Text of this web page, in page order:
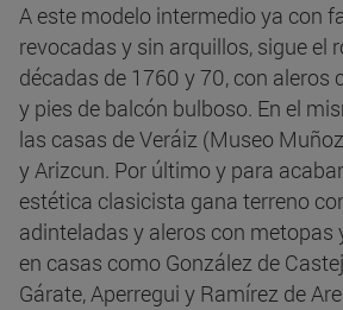
A este modelo intermedio ya con
revocadas y sin arquillos, sigue el
décadas de 1760 y 70, con aleros
y pies de balcón bulboso. En el
las casas de Veráiz (Museo
y Arizcun. Por último y para
estética clasicista gana terreno
adinteladas y aleros con metopas
en casas como González de
Gárate, Aperregui y Ramírez de